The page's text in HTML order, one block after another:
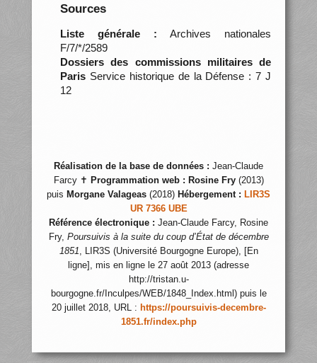
Sources
Liste générale : Archives nationales
F/7/*/2589
Dossiers des commissions militaires de
ParisService historique de la Défense : 7 J
12
Réalisation de la base de données : Jean-Claude
Farcy ✝ Programmation web : Rosine Fry(2013)
puis Morgane Valageas (2018) Hébergement : LIR3S
UR 7366 UBE
Référence électronique : Jean-Claude Farcy, Rosine
Fry, Poursuivis à la suite du coup d’État de décembre
1851, LIR3S (Université Bourgogne Europe), [En
ligne], mis en ligne le 27 août 2013 (adresse
http://tristan.u-
bourgogne.fr/Inculpes/WEB/1848_Index.html) puis le
20 juillet 2018, URL : https://poursuivis-decembre-
1851.fr/index.php